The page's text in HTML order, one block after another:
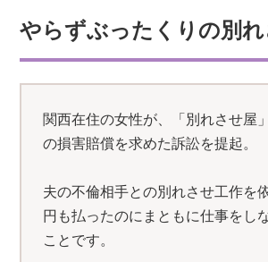
やらずぶったくりの別
関西在住の女性が、「別れさせ屋
の損害賠償を求めた訴訟を提起。
夫の不倫相手との別れさせ工作を
円も払ったのにまともに仕事をし
ことです。